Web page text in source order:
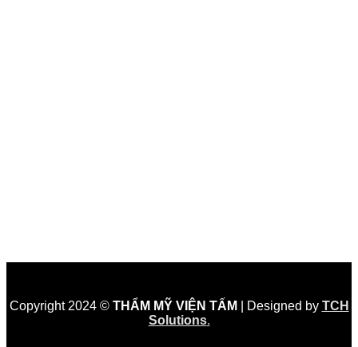
Copyright 2024 © THẨM MỸ VIỆN TẤM | Designed by TCH
Solutions.